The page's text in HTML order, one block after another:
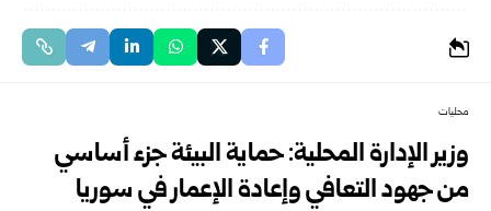
محليات
وزير الإدارة المحلية: حماية البيئة جزء أساسي
من جهود التعافي وإعادة ‏الإعمار في سوريا